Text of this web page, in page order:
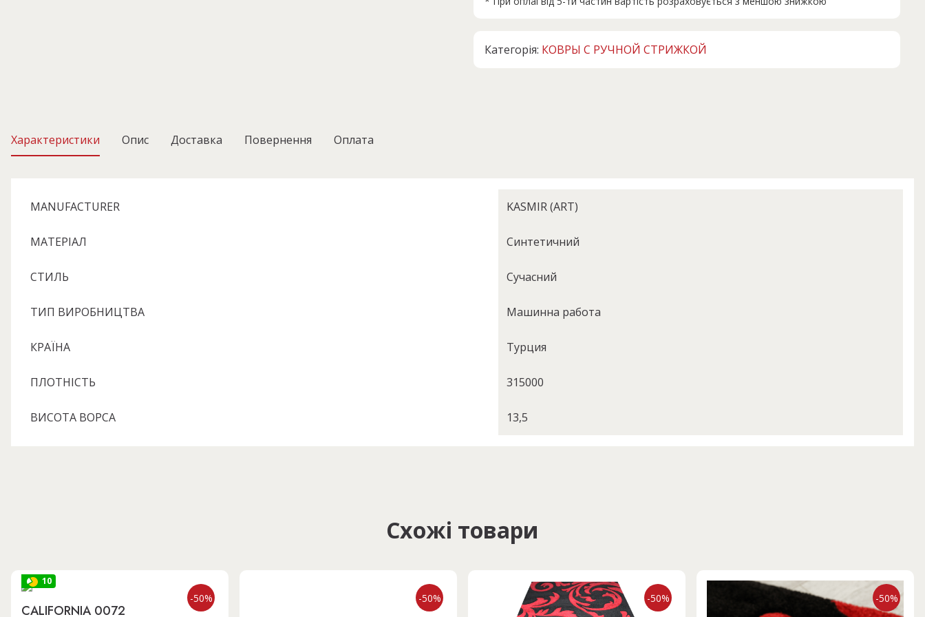
Категорія: КОВРЫ С РУЧНОЙ СТРИЖКОЙ
Характеристики Опис Доставка Повернення Оплата
MANUFACTURER KASMIR (ART)
МАТЕРІАЛ Синтетичний
СТИЛЬ Сучасний
ТИП ВИРОБНИЦТВА Машинна работа
КРАЇНА Турция
ПЛОТНІСТЬ 315000
ВИСОТА ВОРСА 13,5
Схожі товари
10
-50%
CALIFORNIA 0072
-50% -50% -50%